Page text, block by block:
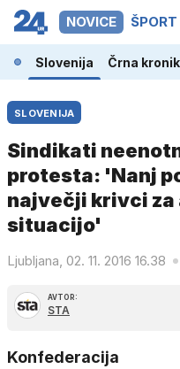
NOVICE ŠPORT
Slovenija Črna
SLOVENIJA
Sindikati
protesta: 'Nanj
največji krivci za
situacijo'
Ljubljana, 02. 11. 2016 16.38
AVTOR:
STA
Konfederacija